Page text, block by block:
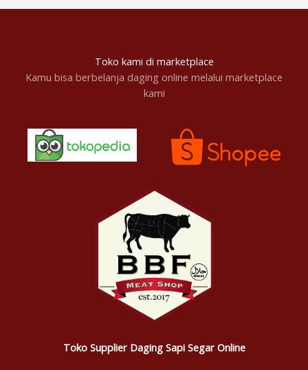
Toko kami di marketplace
Kamu bisa berbelanja daging online melalui marketplace
kami
Toko Supplier Daging Sapi Segar Online